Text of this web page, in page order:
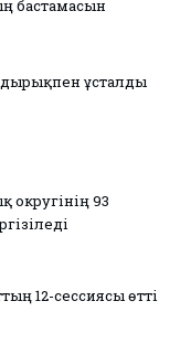
бастамасын
ұсталды
округінің 93
12-сессиясы өтті